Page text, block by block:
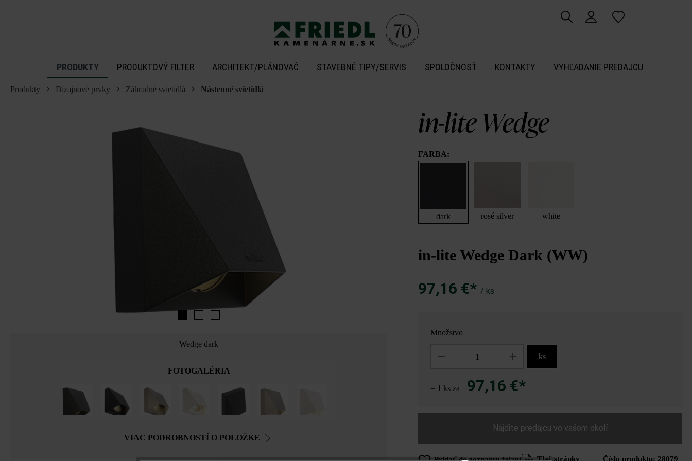
PRODUKTY PRODUKTOVÝ FILTER ARCHITEKT/PLÁNOVAČ STAVEBNÉ TIPY/SERVIS SPOLOČNOSŤ KONTAKTY VYHĽADANIE PREDAJCU
Produkty Dizajnové prvky Záhradné svietidlá Nástenné svietidlá
Wedge dark Wedge dark
FOTOGALÉRIA
VIAC PODROBNOSTÍ O POLOŽKE
in-lite Wedge
FARBA:
dark rosé silver white
in-lite Wedge Dark (WW)
97,16 €* / ks
Množstvo
ks
= 1 ks za 97,16 €*
Nájdite predajcu vo vašom okolí
Tlač stránky Číslo produktu: 28079